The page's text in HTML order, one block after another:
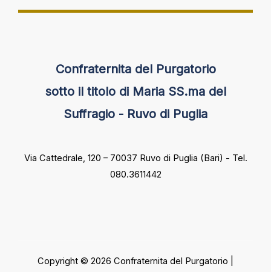
Confraternita del Purgatorio
sotto il titolo di Maria SS.ma del
Suffragio - Ruvo di Puglia
Via Cattedrale, 120 – 70037 Ruvo di Puglia (Bari) - Tel.
080.3611442
Copyright © 2026 Confraternita del Purgatorio |